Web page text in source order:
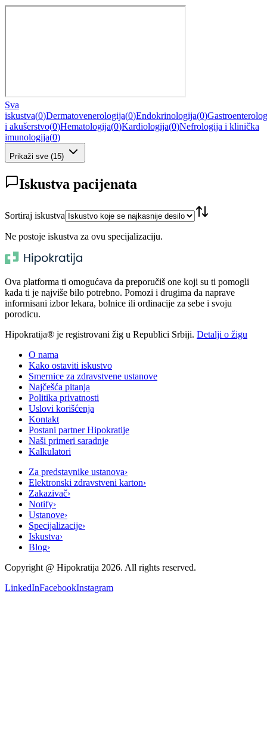
Sva
iskustva(0)Dermatovenerologija(0)Endokrinologija(0)
i akušerstvo(0)Hematologija(0)Kardiologija(0)Nefrologija i klinička
imunologija(0)
Prikaži sve (15)
Iskustva pacijenata
Sortiraj iskustva
Ne postoje iskustva za ovu specijalizaciju.
Ova platforma ti omogućava da preporučiš one koji su ti pomogli
kada ti je najviše bilo potrebno. Pomozi i drugima da naprave
informisani izbor lekara, bolnice ili ordinacije za sebe i svoju
porodicu.
Hipokratija® je registrovani žig u Republici Srbiji. Detalji o žigu
O nama
Kako ostaviti iskustvo
Smernice za zdravstvene ustanove
Najčešća pitanja
Politika privatnosti
Uslovi korišćenja
Kontakt
Postani partner Hipokratije
Naši primeri saradnje
Kalkulatori
Za predstavnike ustanova›
Elektronski zdravstveni karton›
Zakazivač›
Notify›
Ustanove›
Specijalizacije›
Iskustva›
Blog›
Copyright @ Hipokratija 2026. All rights reserved.
LinkedInFacebookInstagram